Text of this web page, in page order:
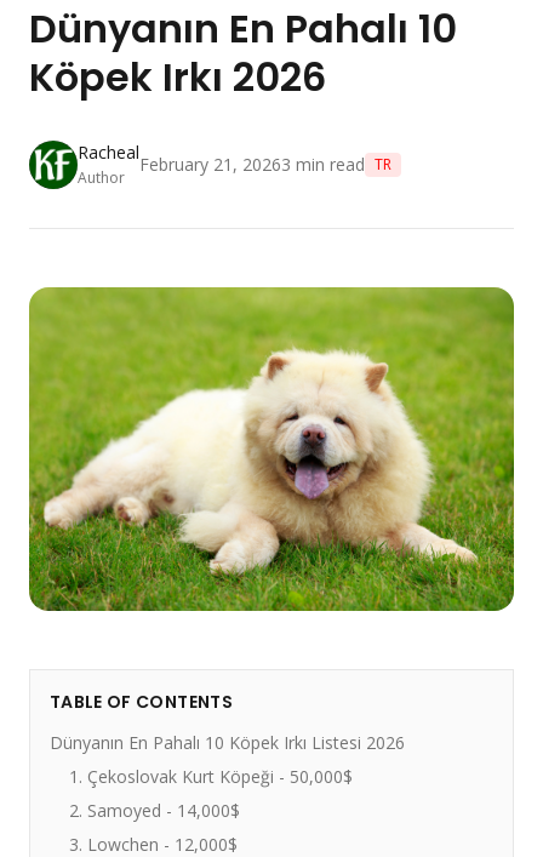
Dünyanın En Pahalı 10
Köpek Irkı 2026
Racheal
Author
February 21, 20263 min read TR
TABLE OF CONTENTS
Dünyanın En Pahalı 10 Köpek Irkı Listesi 2026
1. Çekoslovak Kurt Köpeği - 50,000$
2. Samoyed - 14,000$
3. Lowchen - 12,000$